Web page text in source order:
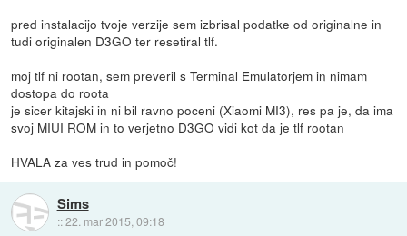
pred instalacijo tvoje verzije sem izbrisal podatke od originalne in
tudi originalen D3GO ter resetiral tlf.
moj tlf ni rootan, sem preveril s Terminal Emulatorjem in nimam
dostopa do roota
je sicer kitajski in ni bil ravno poceni (Xiaomi MI3), res pa je, da ima
svoj MIUI ROM in to verjetno D3GO vidi kot da je tlf rootan
HVALA za ves trud in pomoč!
Sims
::22. mar 2015, 09:18